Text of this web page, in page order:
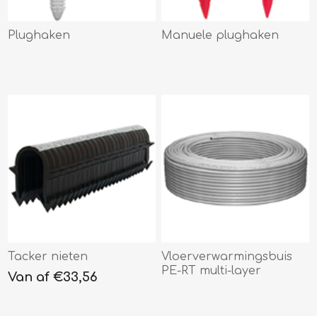
Plughaken Manuele plughaken
Tacker nieten
Van af €33,56
Vloerverwarmingsbuis
PE-RT multi-layer